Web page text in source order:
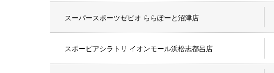
スーパースポーツゼビオ ららぽーと沼津店
スポーピアシラトリ イオンモール浜松志都呂店